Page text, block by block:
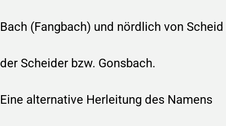
Bach (Fangbach) und nördlich von Scheid
der Scheider bzw. Gonsbach.
Eine alternative Herleitung des Namens